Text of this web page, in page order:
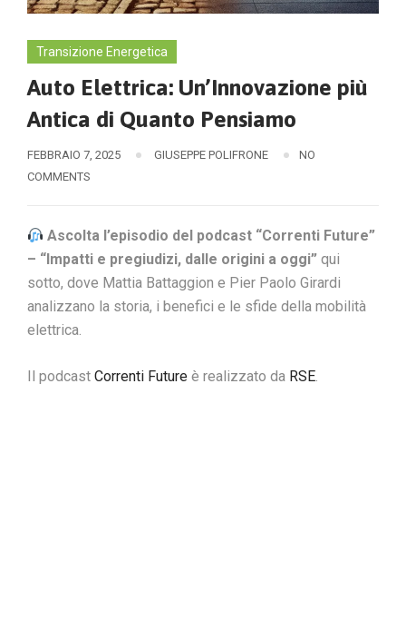
Transizione Energetica
Auto Elettrica: Un’Innovazione più
Antica di Quanto Pensiamo
FEBBRAIO 7, 2025 GIUSEPPE POLIFRONE
NO
COMMENTS
Ascolta l’episodio del podcast “Correnti Future”
– “Impatti e pregiudizi, dalle origini a oggi” qui
sotto, dove Mattia Battaggion e Pier Paolo Girardi
analizzano la storia, i benefici e le sfide della mobilità
elettrica.
Il podcast Correnti Future è realizzato da RSE.